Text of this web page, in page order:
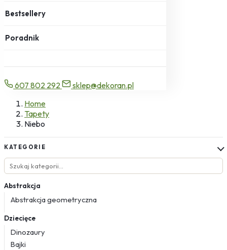
Bestsellery
Poradnik
607 802 292
sklep@dekoran.pl
Home
Tapety
Niebo
KATEGORIE
Abstrakcja
Abstrakcja geometryczna
Dziecięce
Dinozaury
Bajki